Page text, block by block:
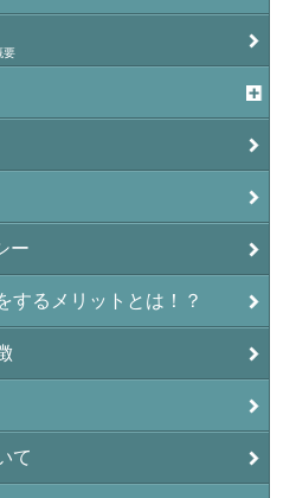
要
ー
するメリットとは！？
て